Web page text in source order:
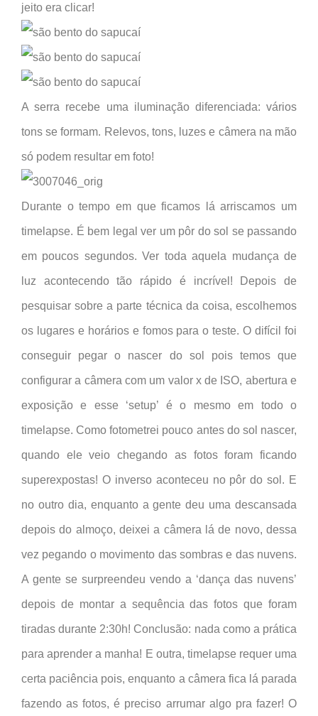
jeito era clicar!
A serra recebe uma iluminação diferenciada: vários
tons se formam. Relevos, tons, luzes e câmera na mão
só podem resultar em foto!
Durante o tempo em que ficamos lá arriscamos um
timelapse. É bem legal ver um pôr do sol se passando
em poucos segundos. Ver toda aquela mudança de
luz acontecendo tão rápido é incrível! Depois de
pesquisar sobre a parte técnica da coisa, escolhemos
os lugares e horários e fomos para o teste. O difícil foi
conseguir pegar o nascer do sol pois temos que
configurar a câmera com um valor x de ISO, abertura e
exposição e esse ‘setup’ é o mesmo em todo o
timelapse. Como fotometrei pouco antes do sol nascer,
quando ele veio chegando as fotos foram ficando
superexpostas! O inverso aconteceu no pôr do sol. E
no outro dia, enquanto a gente deu uma descansada
depois do almoço, deixei a câmera lá de novo, dessa
vez pegando o movimento das sombras e das nuvens.
A gente se surpreendeu vendo a ‘dança das nuvens’
depois de montar a sequência das fotos que foram
tiradas durante 2:30h! Conclusão: nada como a prática
para aprender a manha! E outra, timelapse requer uma
certa paciência pois, enquanto a câmera fica lá parada
fazendo as fotos, é preciso arrumar algo pra fazer! O